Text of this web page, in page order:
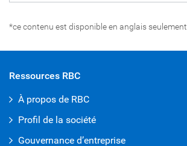
*ce contenu est disponible en anglais seulement.
Ressources RBC
À propos de RBC
Profil de la société
Gouvernance d’entreprise